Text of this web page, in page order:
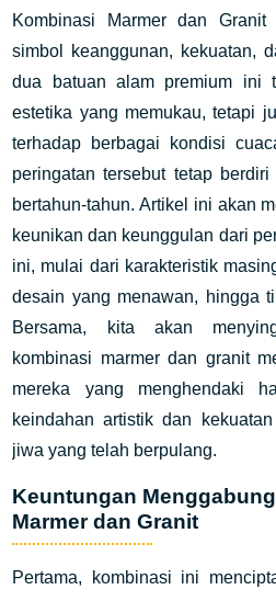
Kombinasi Marmer dan
simbol keanggunan, kekuatan,
dua batuan alam premium ini
estetika yang memukau, tetapi
terhadap berbagai kondisi
peringatan tersebut tetap
bertahun-tahun. Artikel ini akan
keunikan dan keunggulan dari
ini, mulai dari karakteristik
desain yang menawan, hingga
Bersama, kita akan
kombinasi marmer dan granit
mereka yang menghendaki
keindahan artistik dan
jiwa yang telah berpulang.
Keuntungan
Marmer dan Granit
Pertama, kombinasi ini